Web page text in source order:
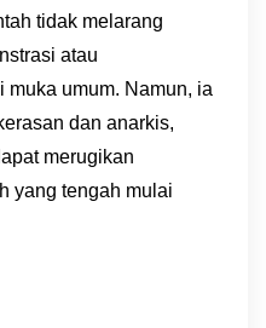
tidak melarang
atau
muka umum. Namun, ia
dan anarkis,
merugikan
yang tengah mulai